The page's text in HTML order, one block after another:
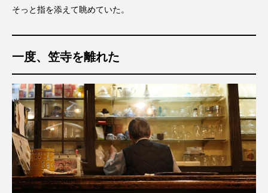
そっと指を添えて眺めていた。
一度、笠寺を離れた